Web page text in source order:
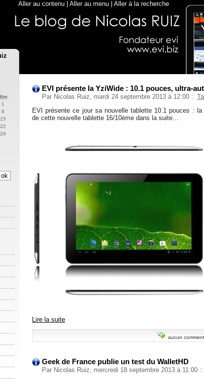
Aller au contenu Aller au menu Aller à la recherche
EVI présente la YziWide : 10.1 pouces, ultra-
Par Nicolas Ruiz, mardi 24 septembre 2013 à 12:00 ::
EVI présente ce jour sa nouvelle tablette 10.1 pouces : la
de cette nouvelle tablette 16/10ème dans la suite...
Lire la suite
aucun
Geek de France publie un test du WalletHD
Par Nicolas Ruiz, mercredi 18 septembre 2013 à 11:00 ::
1
8
15
22
29